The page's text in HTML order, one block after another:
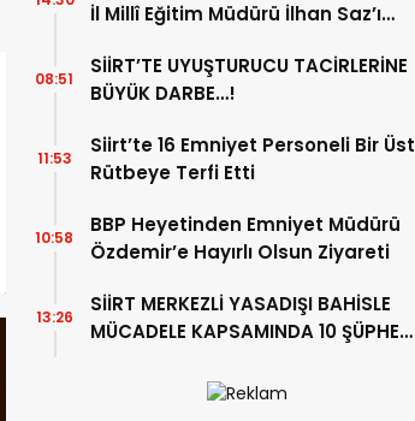
İl Millî Eğitim Müdürü İlhan Saz’ı
SİİRT’TE UYUŞTURUCU TACİRLERİNE
BÜYÜK DARBE…!
08:51
Siirt’te 16 Emniyet Personeli Bir Üst
Rütbeye Terfi Etti
11:53
BBP Heyetinden Emniyet Müdürü
Özdemir’e Hayırlı Olsun Ziyareti
10:58
SİİRT MERKEZLİ YASADIŞI BAHİSLE
MÜCADELE KAPSAMINDA 10 ŞÜPHELİ
13:26